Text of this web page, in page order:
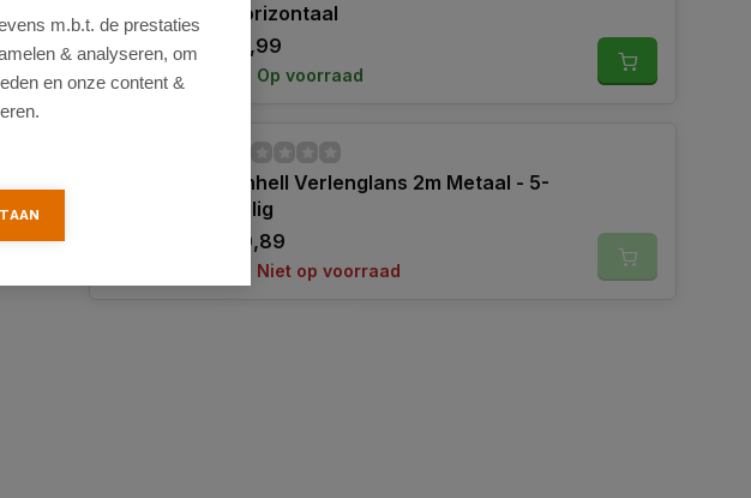
Horizontaal
19,99
Op voorraad
Einhell Verlenglans 2m Metaal - 5-
delig
40,89
Niet op voorraad
m.b.t. de prestaties
& analyseren, om
en onze content &